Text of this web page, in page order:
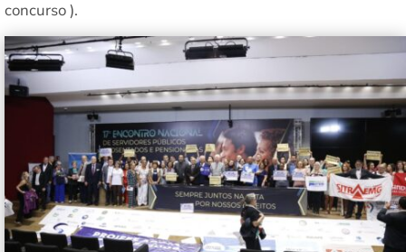
concurso ).